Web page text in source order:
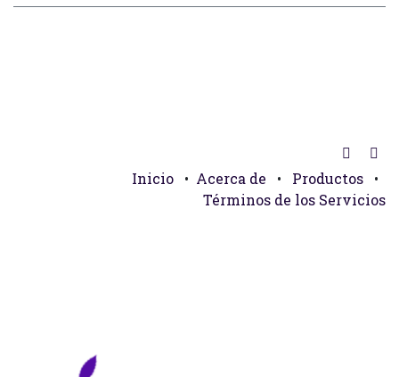
Inicio • Acerca de • Productos
•
Términos de los Servicios